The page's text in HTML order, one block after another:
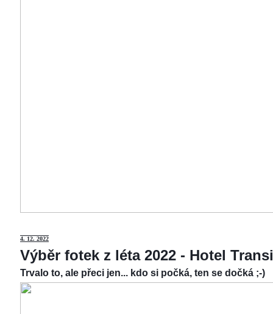
4. 12. 2022
Výběr fotek z léta 2022 - Hotel
Trvalo to, ale přeci jen... kdo si počká, ten se dočká ;-)